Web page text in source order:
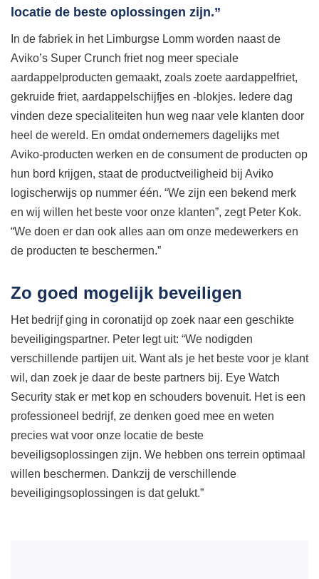
locatie de beste oplossingen zijn.”
In de fabriek in het Limburgse Lomm worden naast de
Aviko’s Super Crunch friet nog meer speciale
aardappelproducten gemaakt, zoals zoete aardappelfriet,
gekruide friet, aardappelschijfjes en -blokjes. Iedere dag
vinden deze specialiteiten hun weg naar vele klanten door
heel de wereld. En omdat ondernemers dagelijks met
Aviko-producten werken en de consument de producten op
hun bord krijgen, staat de productveiligheid bij Aviko
logischerwijs op nummer één. “We zijn een bekend merk
en wij willen het beste voor onze klanten”, zegt Peter Kok.
“We doen er dan ook alles aan om onze medewerkers en
de producten te beschermen.”
Zo goed mogelijk beveiligen
Het bedrijf ging in coronatijd op zoek naar een geschikte
beveiligingspartner. Peter legt uit: “We nodigden
verschillende partijen uit. Want als je het beste voor je klant
wil, dan zoek je daar de beste partners bij. Eye Watch
Security stak er met kop en schouders bovenuit. Het is een
professioneel bedrijf, ze denken goed mee en weten
precies wat voor onze locatie de beste
beveiligsoplossingen zijn. We hebben ons terrein optimaal
willen beschermen. Dankzij de verschillende
beveiligingsoplossingen is dat gelukt.”